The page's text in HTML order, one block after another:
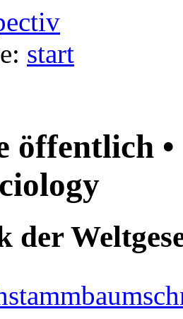
start
öffentlich
der